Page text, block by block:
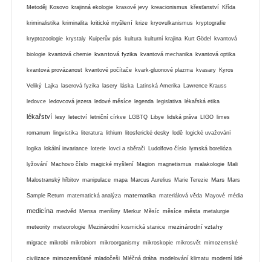
Metoděj Kosovo krajinná ekologie krasové jevy kreacionismus křesťanství Křída
kriminalistika kriminalita kritické myšlení krize kryovulkanismus kryptografie
kryptozoologie krystaly Kuiperův pás kultura kulturní krajina Kurt Gödel kvantová
biologie kvantová chemie kvantová fyzika kvantová mechanika kvantová optika
kvantová provázanost kvantové počítače kvark-gluonové plazma kvasary Kyros
Veliký Lajka laserová fyzika lasery láska Latinská Amerika Lawrence Krauss
ledovce ledovcová jezera ledové měsíce legenda legislativa lékařská etika
lékařství lesy letectví letniční církve LGBTQ Libye lidská práva LIGO limes
romanum lingvistika literatura lithium litosferické desky lodě logické uvažování
logika lokální invariance loterie lovci a sběrači Ludolfovo číslo lymská borelióza
lyžování Machovo číslo magické myšlení Magion magnetismus malakologie Mali
Malostranský hřbitov manipulace mapa Marcus Aurelius Marie Terezie Mars Mars
Sample Return matematická analýza matematika materiálová věda Mayové média
medicína medvěd Mensa menšiny Merkur Měsíc měsíce města metalurgie
meteority meteorologie Mezinárodní kosmická stanice mezinárodní vztahy
migrace mikrobi mikrobiom mikroorganismy mikroskopie mikrosvět mimozemské
civilizace mimozemšťané mladočeši Mléčná dráha modelování klimatu moderní lidé